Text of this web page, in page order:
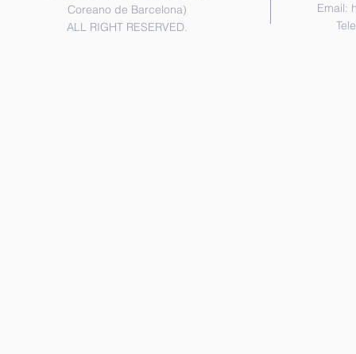
Coreano de Barcelona)
ALL RIGHT RESERVED.
Email: